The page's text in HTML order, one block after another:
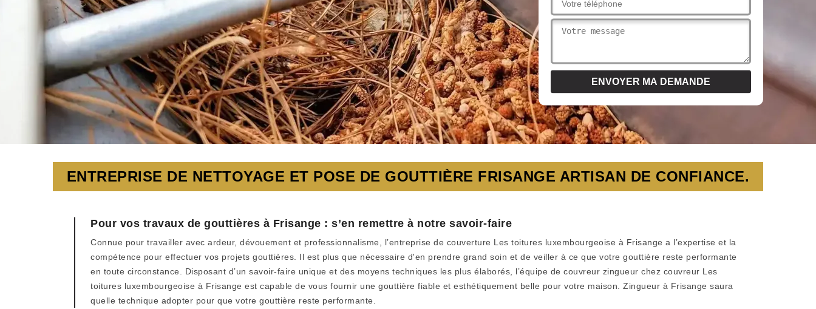
ENTREPRISE DE NETTOYAGE ET POSE DE GOUTTIÈRE FRISANGE ARTISAN DE CONFIANCE.
Pour vos travaux de gouttières à Frisange : s’en remettre à notre savoir-faire
Connue pour travailler avec ardeur, dévouement et professionnalisme, l’entreprise de couverture Les toitures luxembourgeoise à Frisange a l’expertise et la
compétence pour effectuer vos projets gouttières. Il est plus que nécessaire d'en prendre grand soin et de veiller à ce que votre gouttière reste performante
en toute circonstance. Disposant d’un savoir-faire unique et des moyens techniques les plus élaborés, l’équipe de couvreur zingueur chez couvreur Les
toitures luxembourgeoise à Frisange est capable de vous fournir une gouttière fiable et esthétiquement belle pour votre maison. Zingueur à Frisange saura
quelle technique adopter pour que votre gouttière reste performante.